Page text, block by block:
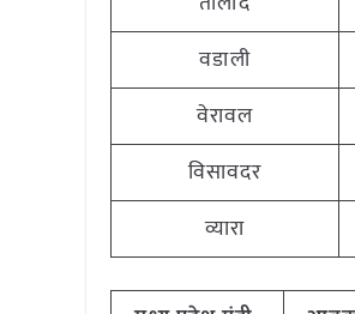
वडाली
वेरावल
विसावदर
व्यारा